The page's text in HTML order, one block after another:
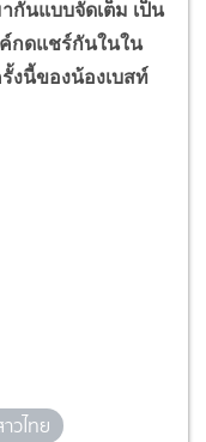
กันแบบจัดเต็ม เป็น
กดแชร์กันในใน
งนี้ของน้องเบสท์
วไทย